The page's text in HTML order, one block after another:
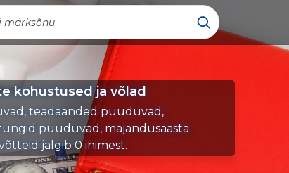
kohustused ja võlad
teadaanded puuduvad,
puuduvad, majandusaasta
jälgib 0 inimest.